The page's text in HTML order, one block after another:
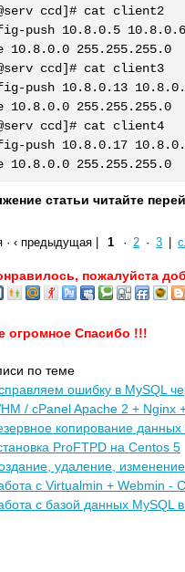
ccd]# cat client2
push 10.8.0.5 10.8.0.6
10.8.0.0 255.255.255.0
ccd]# cat client3
push 10.8.0.13
10.8.0.0 255.255.255.0
ccd]# cat client4
push 10.8.0.17
10.8.0.0 255.255.255.0
статьи читайте
· ‹ предыдущая 1 · 2 · 3
пожалуйста
огромное Спасибо !!!
по теме
ошибку в MySQL
/ cPanel Apache 2 + Nginx
копирование данных
ProFTPD на Centos 5
удаление,
с Virtualmin + Webmin -
с базой данных MySQL